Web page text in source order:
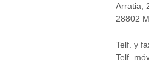
Arratia,
28802
Telf. y
Telf.